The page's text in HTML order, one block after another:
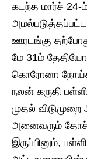
கடந்த மார்ச் 24-
ஊரடங்கு
மே 31ம்
கொரோனா
நலன் கருதி
முதல்
அனைவரும்
இருப்பினும்,